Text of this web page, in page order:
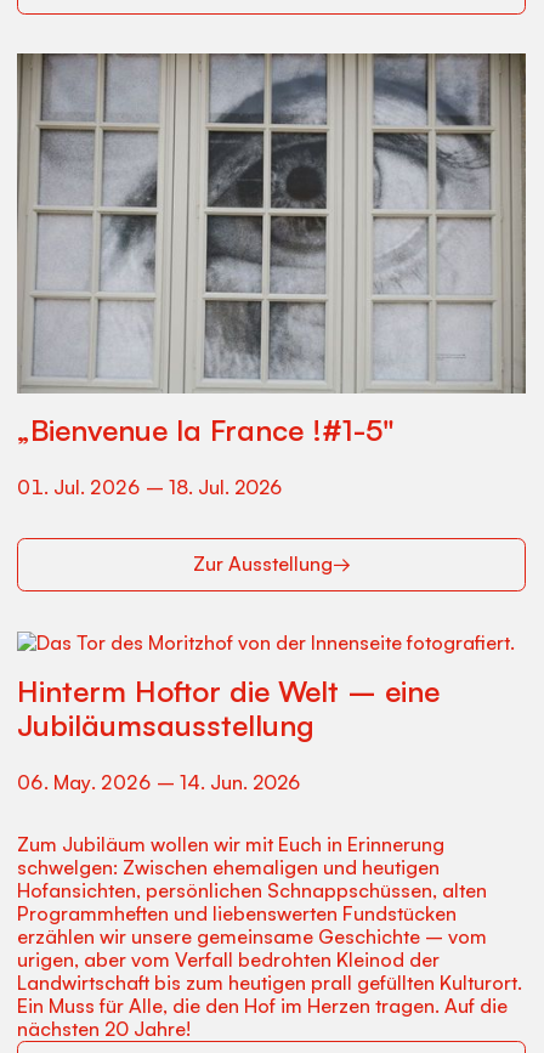
„Bienvenue la France !#1-5"
01. Jul. 2026 – 18. Jul. 2026
Zur Ausstellung→
Hinterm Hoftor die Welt – eine
Jubiläumsausstellung
06. May. 2026 – 14. Jun. 2026
Zum Jubiläum wollen wir mit Euch in Erinnerung
schwelgen: Zwischen ehemaligen und heutigen
Hofansichten, persönlichen Schnappschüssen, alten
Programmheften und liebenswerten Fundstücken
erzählen wir unsere gemeinsame Geschichte – vom
urigen, aber vom Verfall bedrohten Kleinod der
Landwirtschaft bis zum heutigen prall gefüllten Kulturort.
Ein Muss für Alle, die den Hof im Herzen tragen. Auf die
nächsten 20 Jahre!